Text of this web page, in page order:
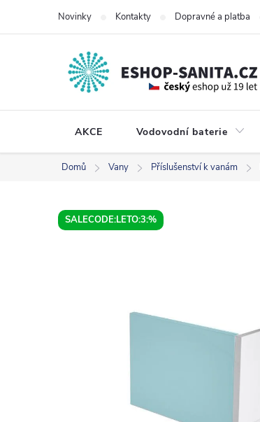
Novinky Kontakty Dopravné a platba
AKCE Vodovodní baterie
Domů Vany Příslušenství k vanám
SALECODE:LETO:3:%